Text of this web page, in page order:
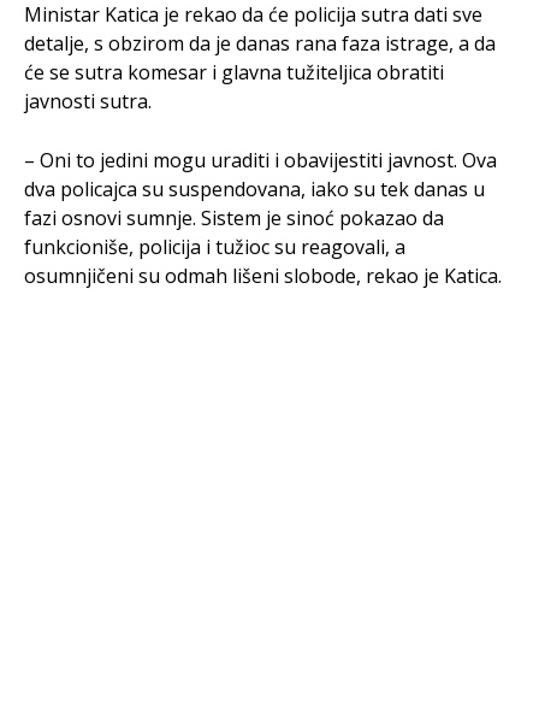
Ministar Katica je rekao da će policija sutra dati sve
detalje, s obzirom da je danas rana faza istrage, a da
će se sutra komesar i glavna tužiteljica obratiti
javnosti sutra.
– Oni to jedini mogu uraditi i obavijestiti javnost. Ova
dva policajca su suspendovana, iako su tek danas u
fazi osnovi sumnje. Sistem je sinoć pokazao da
funkcioniše, policija i tužioc su reagovali, a
osumnjičeni su odmah lišeni slobode, rekao je Katica.